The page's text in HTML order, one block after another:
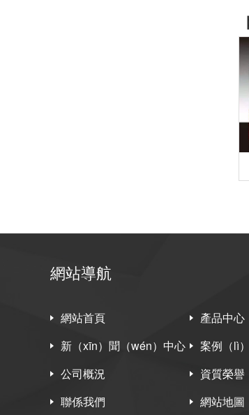
網站導航
網站首頁
產品中心
新（xīn）聞（wén）中心
案例（lì
公司概況
資質榮譽
聯係我們
網站地圖